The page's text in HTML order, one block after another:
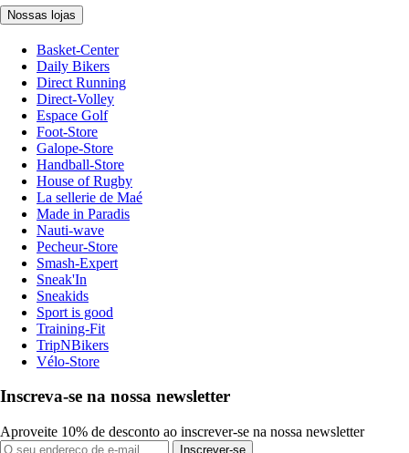
Nossas lojas
Basket-Center
Daily Bikers
Direct Running
Direct-Volley
Espace Golf
Foot-Store
Galope-Store
Handball-Store
House of Rugby
La sellerie de Maé
Made in Paradis
Nauti-wave
Pecheur-Store
Smash-Expert
Sneak'In
Sneakids
Sport is good
Training-Fit
TripNBikers
Vélo-Store
Inscreva-se na nossa newsletter
Aproveite 10% de desconto ao inscrever-se na nossa newsletter
Inscrever-se